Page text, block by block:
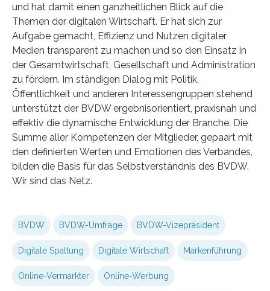
und hat damit einen ganzheitlichen Blick auf die
Themen der digitalen Wirtschaft. Er hat sich zur
Aufgabe gemacht, Effizienz und Nutzen digitaler
Medien transparent zu machen und so den Einsatz in
der Gesamtwirtschaft, Gesellschaft und Administration
zu fördern. Im ständigen Dialog mit Politik,
Öffentlichkeit und anderen Interessengruppen stehend
unterstützt der BVDW ergebnisorientiert, praxisnah und
effektiv die dynamische Entwicklung der Branche. Die
Summe aller Kompetenzen der Mitglieder, gepaart mit
den definierten Werten und Emotionen des Verbandes,
bilden die Basis für das Selbstverständnis des BVDW.
Wir sind das Netz.
BVDW BVDW-Umfrage BVDW-Vizepräsident
Digitale Spaltung Digitale Wirtschaft Markenführung
Online-Vermarkter Online-Werbung